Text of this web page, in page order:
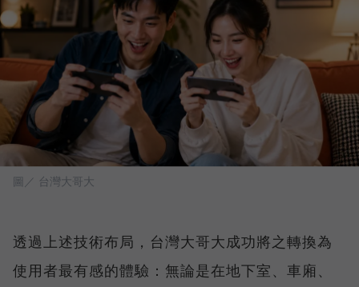
圖／ 台灣大哥大
透過上述技術布局，台灣大哥大成功將之轉換為
使用者最有感的體驗：無論是在地下室、車廂、